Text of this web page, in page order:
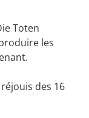
Toten
les
des 16